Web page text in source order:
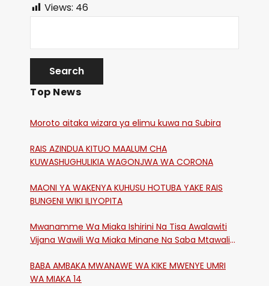
Views: 46
Top News
Moroto aitaka wizara ya elimu kuwa na Subira
RAIS AZINDUA KITUO MAALUM CHA
KUWASHUGHULIKIA WAGONJWA WA CORONA
MAONI YA WAKENYA KUHUSU HOTUBA YAKE RAIS
BUNGENI WIKI ILIYOPITA
Mwanamme Wa Miaka Ishirini Na Tisa Awalawiti
Vijana Wawili Wa Miaka Minane Na Saba Mtawalia
BABA AMBAKA MWANAWE WA KIKE MWENYE UMRI
WA MIAKA 14